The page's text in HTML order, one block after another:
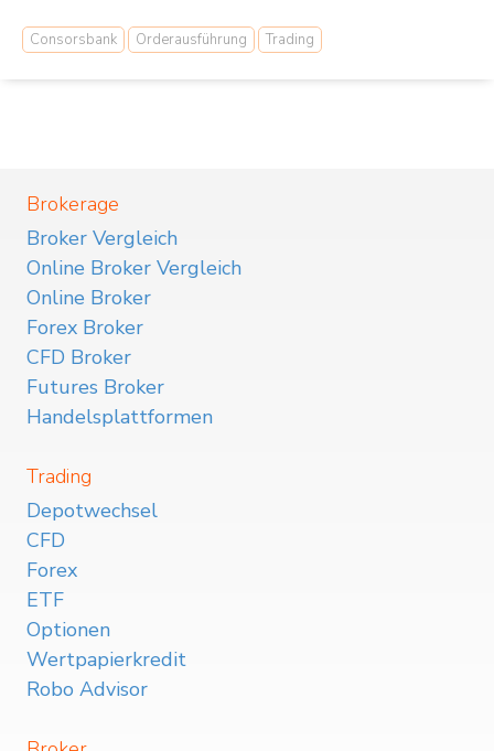
Consorsbank Orderausführung Trading
Brokerage
Broker Vergleich
Online Broker Vergleich
Online Broker
Forex Broker
CFD Broker
Futures Broker
Handelsplattformen
Trading
Depotwechsel
CFD
Forex
ETF
Optionen
Wertpapierkredit
Robo Advisor